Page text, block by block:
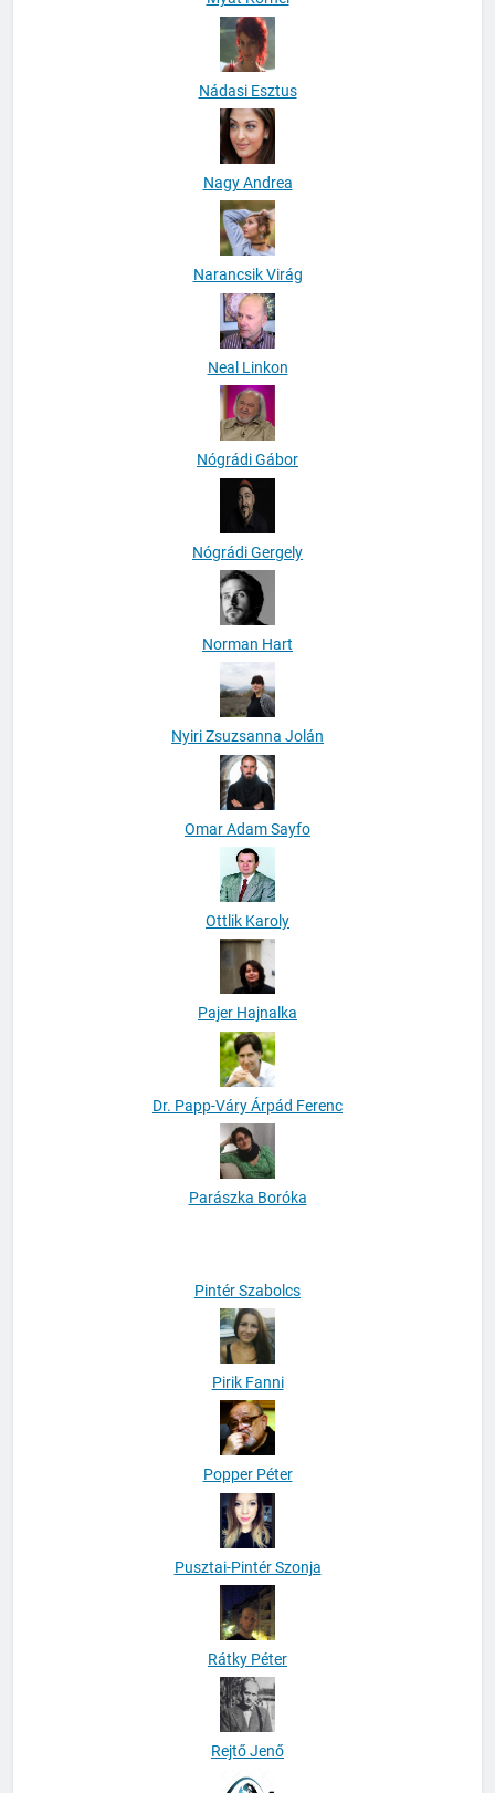
Myat Kornél
Nádasi Esztus
Nagy Andrea
Narancsik Virág
Neal Linkon
Nógrádi Gábor
Nógrádi Gergely
Norman Hart
Nyiri Zsuzsanna Jolán
Omar Adam Sayfo
Ottlik Karoly
Pajer Hajnalka
Dr. Papp-Váry Árpád Ferenc
Pintér Szabolcs
Pirik Fanni
Popper Péter
Pusztai-Pintér Szonja
Rátky Péter